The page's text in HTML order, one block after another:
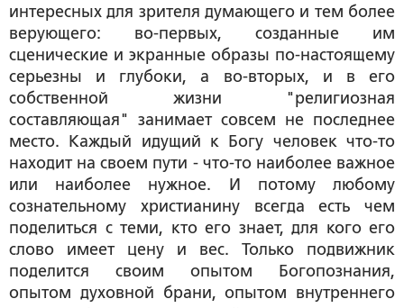
интересных для зрителя думающего и тем более
верующего: во-первых, созданные им
сценические и экранные образы по-настоящему
серьезны и глубоки, а во-вторых, и в его
собственной жизни "религиозная
составляющая" занимает совсем не последнее
место. Каждый идущий к Богу человек что-то
находит на своем пути - что-то наиболее важное
или наиболее нужное. И потому любому
сознательному христианину всегда есть чем
поделиться с теми, кто его знает, для кого его
слово имеет цену и вес. Только подвижник
поделится своим опытом Богопознания,
опытом духовной брани, опытом внутреннего